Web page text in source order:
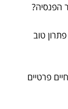
טוב
פרטיים